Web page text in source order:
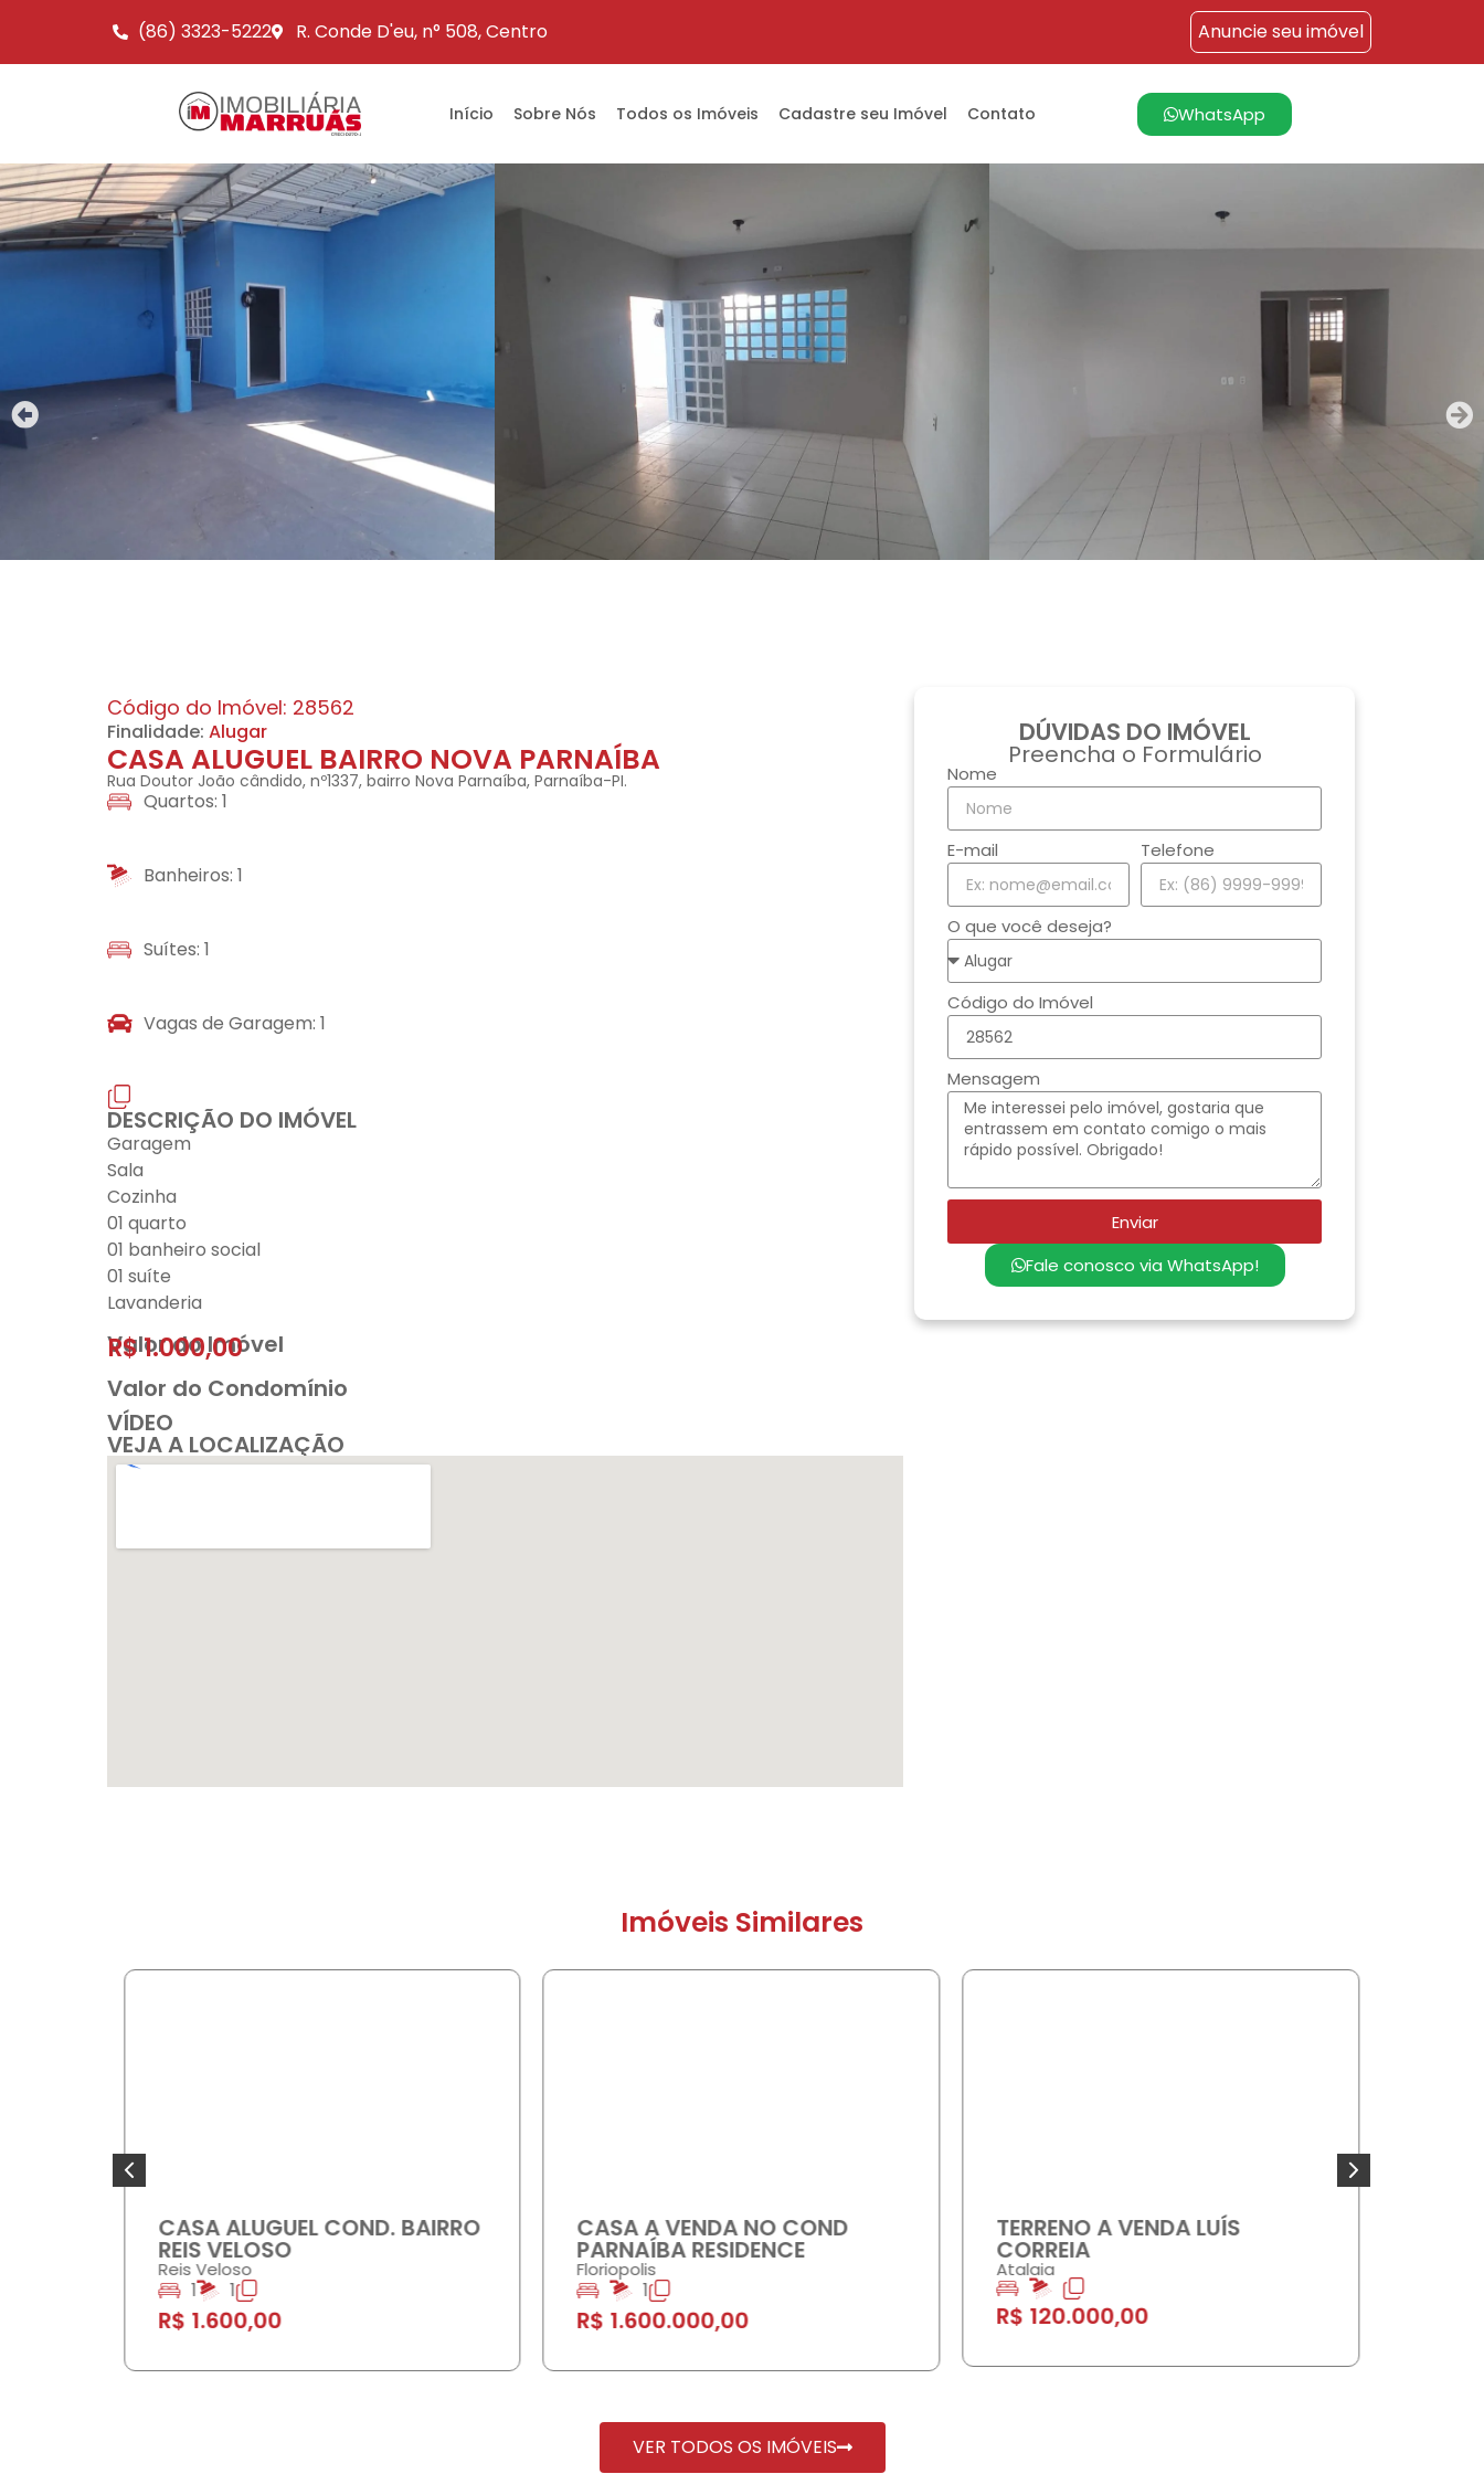
(86) 3323-5222 R. Conde D'eu, n° 508, Centro Anuncie seu imóvel
Início Sobre Nós Todos os Imóveis Cadastre seu Imóvel Contato WhatsApp
Código do Imóvel: 28562
Finalidade: Alugar
CASA ALUGUEL BAIRRO NOVA PARNAÍBA
Rua Doutor João cândido, nº1337, bairro Nova Parnaíba, Parnaíba-PI.
Quartos: 1
Banheiros: 1
Suítes: 1
Vagas de Garagem: 1
DESCRIÇÃO DO IMÓVEL
Garagem
Sala
Cozinha
01 quarto
01 banheiro social
01 suíte
Lavanderia
Valor do Imóvel
R$ 1.000,00
Valor do Condomínio
VÍDEO
VEJA A LOCALIZAÇÃO
DÚVIDAS DO IMÓVEL
Preencha o Formulário
Nome
E-mail Telefone
O que você deseja?
Código do Imóvel
Mensagem
Enviar
Fale conosco via WhatsApp!
Imóveis Similares
CASA ALUGUEL COND. BAIRRO
REIS VELOSO
Reis Veloso
1 1
R$ 1.600,00
CASA A VENDA NO COND
PARNAÍBA RESIDENCE
Floriopolis
1
R$ 1.600.000,00
TERRENO A VENDA LUÍS
CORREIA
Atalaia
R$ 120.000,00
VER TODOS OS IMÓVEIS